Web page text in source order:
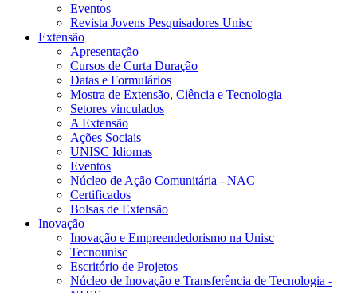
Eventos
Revista Jovens Pesquisadores Unisc
Extensão
Apresentação
Cursos de Curta Duração
Datas e Formulários
Mostra de Extensão, Ciência e Tecnologia
Setores vinculados
A Extensão
Ações Sociais
UNISC Idiomas
Eventos
Núcleo de Ação Comunitária - NAC
Certificados
Bolsas de Extensão
Inovação
Inovação e Empreendedorismo na Unisc
Tecnounisc
Escritório de Projetos
Núcleo de Inovação e Transferência de Tecnologia -